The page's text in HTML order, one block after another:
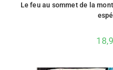
Le feu au sommet de la